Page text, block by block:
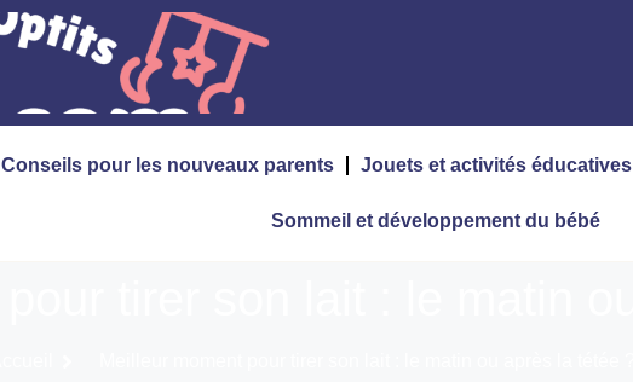
Conseils pour les nouveaux parents Jouets et activités éducatives
Sommeil et développement du bébé